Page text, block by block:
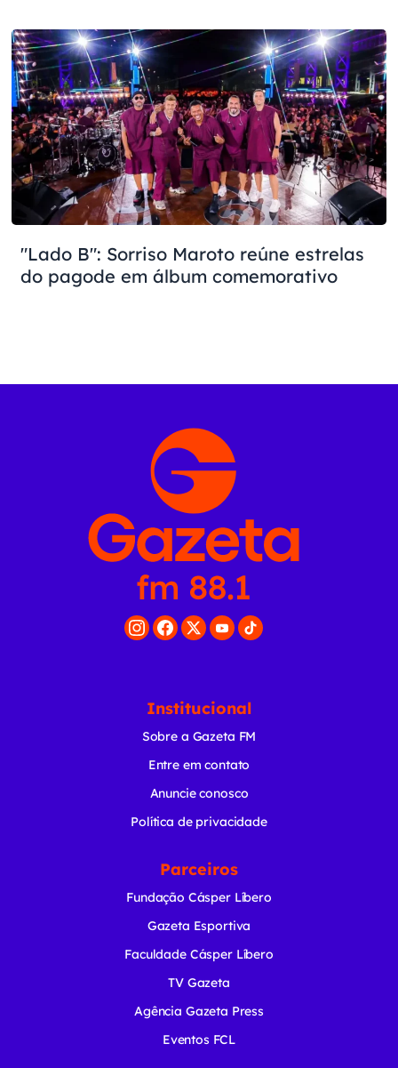
"Lado B": Sorriso Maroto reúne estrelas
do pagode em álbum comemorativo
Institucional
Sobre a Gazeta FM
Entre em contato
Anuncie conosco
Política de privacidade
Parceiros
Fundação Cásper Líbero
Gazeta Esportiva
Faculdade Cásper Líbero
TV Gazeta
Agência Gazeta Press
Eventos FCL